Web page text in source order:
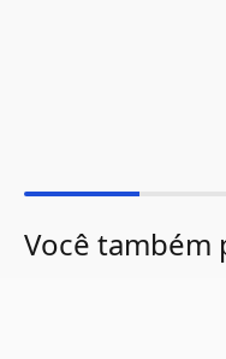
Você também